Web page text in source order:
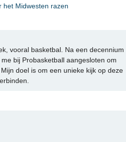
het Midwesten razen
vooral basketbal. Na een decennium
bij Probasketball aangesloten om
doel is om een unieke kijk op deze